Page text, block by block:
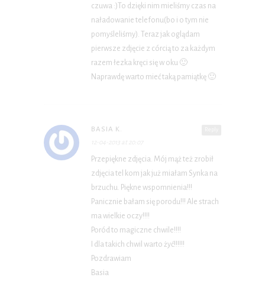
czuwa :)To dzięki nim mieliśmy czas na
naładowanie telefonu(bo i o tym nie
pomyśleliśmy). Teraz jak oglądam
pierwsze zdjęcie z córcią to za każdym
razem łezka kręci się w oku 🙂
Naprawdę warto mieć taką pamiątkę 🙂
BASIA K.
Przepiękne zdjęcia. Mój mąż też zrobił
zdjęcia tel kom jak już miałam Synka na
brzuchu. Piękne wspomnienia!!!
Panicznie bałam się porodu!!! Ale strach
ma wielkie oczy!!!!
Poród to magiczne chwile!!!!
I dla takich chwil warto żyć!!!!!!
Pozdrawiam
Basia